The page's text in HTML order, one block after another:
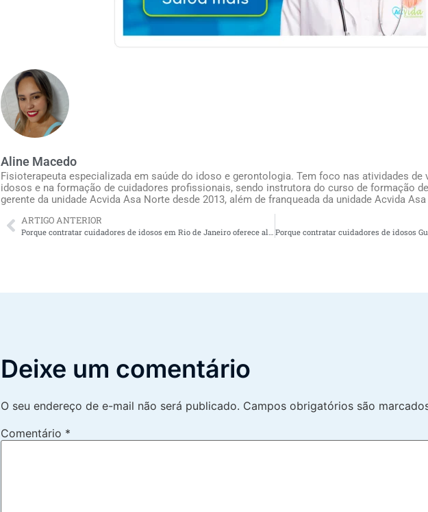
Aline Macedo
Fisioterapeuta especializada em saúde do idoso e gerontologia. Tem foco nas atividades de
idosos e na formação de cuidadores profissionais, sendo instrutora do curso de formação
gerente da unidade Acvida Asa Norte desde 2013, além de franqueada da unidade Acvida
ARTIGO ANTERIOR
Deixe um comentário
O seu endereço de e-mail não será publicado. Campos obrigatórios são
Comentário *